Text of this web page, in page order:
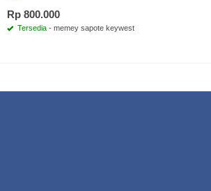
Rp 800.000
Tersedia - memey sapote keywest